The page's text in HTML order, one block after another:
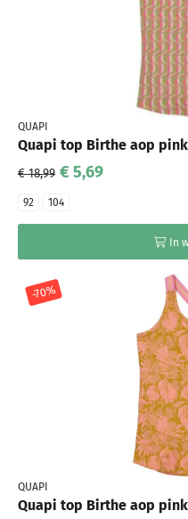
QUAPI
Quapi top Birthe aop
€ 18,99 € 5,69
92 104
In
-70%
QUAPI
Quapi top Birthe aop